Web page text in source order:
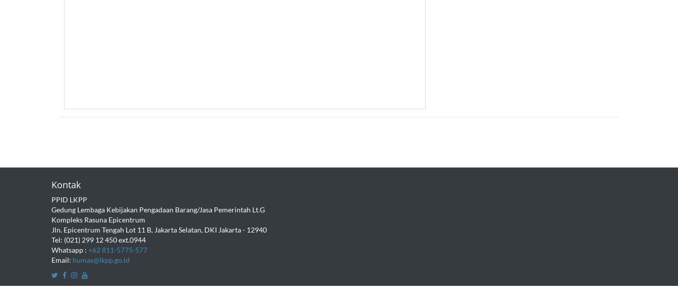
Kontak
PPID LKPP
Gedung Lembaga Kebijakan Pengadaan Barang/Jasa Pemerintah Lt.G
Kompleks Rasuna Epicentrum
Jln. Epicentrum Tengah Lot 11 B, Jakarta Selatan, DKI Jakarta - 12940
Tel: (021) 299 12 450 ext.0944
Whatsapp : +62 811-5775-577
Email: humas@lkpp.go.id